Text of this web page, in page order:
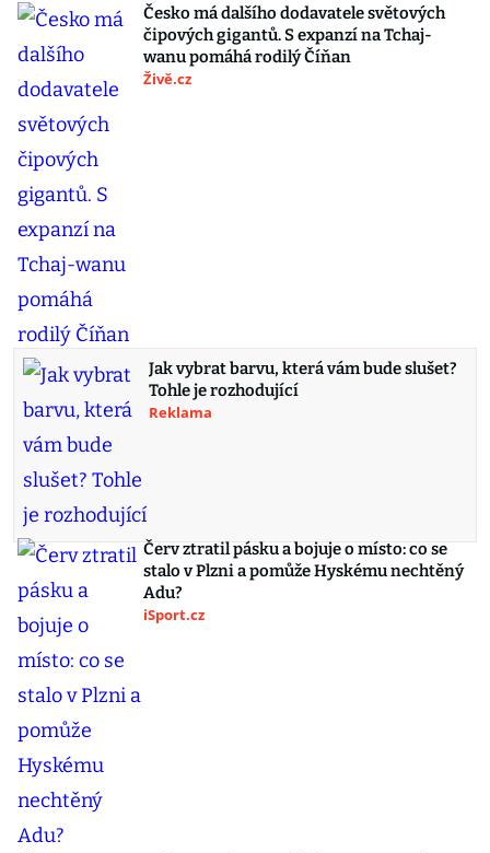
Česko má dalšího dodavatele světových
čipových gigantů. S expanzí na Tchaj-
wanu pomáhá rodilý Číňan
Živě.cz
Jak vybrat barvu, která vám bude slušet?
Tohle je rozhodující
Reklama
Červ ztratil pásku a bojuje o místo: co se
stalo v Plzni a pomůže Hyskému nechtěný
Adu?
iSport.cz